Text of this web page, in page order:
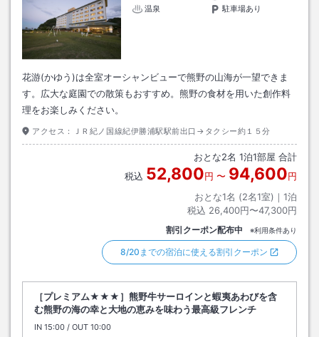
温泉
駐車場あり
花游(かゆう)は全室オーシャンビューで熊野の山海が一望できま
す。広大な庭園での散策もおすすめ。熊野の食材を用いた創作料
理をお楽しみください。
アクセス： ＪＲ紀ノ国線紀伊勝浦駅駅前出口→タクシー約１５分
おとな2名 1泊1部屋 合計
税込 52,800円 〜 94,600円
おとな1名 (2名1室)｜ 1泊
税込 26,400円〜47,300円
割引クーポン配布中 ※利用条件あり
8/20までの宿泊に使える割引クーポン
［プレミアム★★★］熊野牛サーロインと蝦夷あわびを含
む熊野の海の幸と大地の恵みを味わう最高級フレンチ
IN チェックイン
15:00 / OUT チェックアウト
10:00